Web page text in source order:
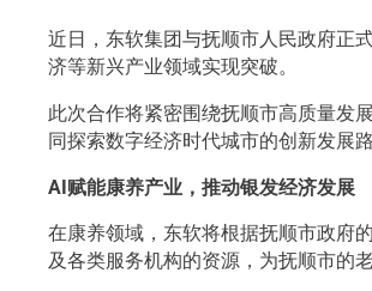
近日，东软集团与抚顺市人民政府正
济等新兴产业领域实现突破。
此次合作将紧密围绕抚顺市高质量发
同探索数字经济时代城市的创新发展
AI赋能康养产业，推动银发经济发展
在康养领域，东软将根据抚顺市政府
及各类服务机构的资源，为抚顺市的